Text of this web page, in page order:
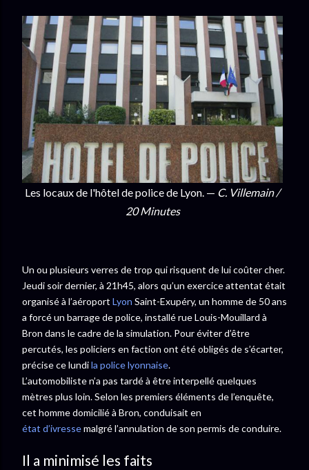
Les locaux de l'hôtel de police de Lyon. — C. Villemain /
20 Minutes
Un ou plusieurs verres de trop qui risquent de lui coûter cher.
Jeudi soir dernier, à 21h45, alors qu’un exercice attentat était
organisé à l’aéroport Lyon Saint-Exupéry, un homme de 50 ans
a forcé un barrage de police, installé rue Louis-Mouillard à
Bron dans le cadre de la simulation. Pour éviter d’être
percutés, les policiers en faction ont été obligés de s’écarter,
précise ce lundila police lyonnaise.
L’automobiliste n’a pas tardé à être interpellé quelques
mètres plus loin. Selon les premiers éléments de l’enquête,
cet homme domicilié à Bron, conduisait en
état d’ivressemalgré l’annulation de son permis de conduire.
Il a minimisé les faits